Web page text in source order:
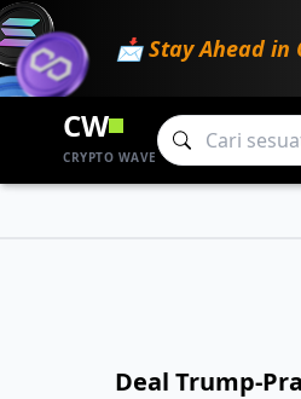
📩 Stay Ahead in
CW
CRYPTO WAVE
Deal Trump-